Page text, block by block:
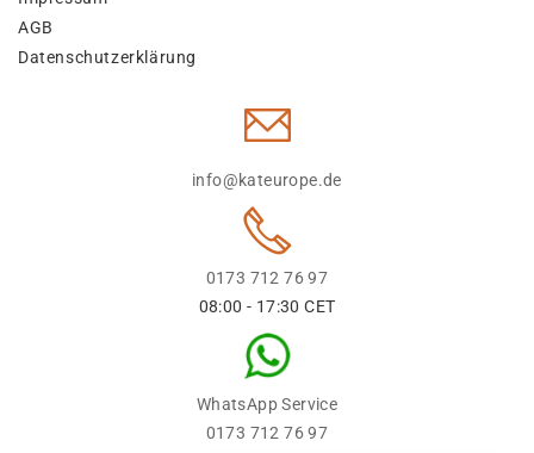
AGB
Datenschutzerklärung
info@kateurope.de
0173 712 76 97
08:00 - 17:30 CET
WhatsApp Service
0173 712 76 97